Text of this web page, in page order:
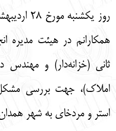
همکارانم در هیئت مدیره
ثانی (خزانه‌دار) و مهندس
املاک)، جهت بررسی
استر و مردخای به شهر